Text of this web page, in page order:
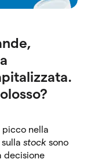
picco nella
stock sono
decisione